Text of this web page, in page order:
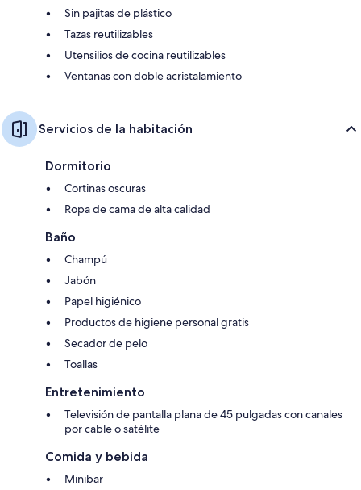
Sin pajitas de plástico
Tazas reutilizables
Utensilios de cocina reutilizables
Ventanas con doble acristalamiento
Servicios de la habitación
Dormitorio
Cortinas oscuras
Ropa de cama de alta calidad
Baño
Champú
Jabón
Papel higiénico
Productos de higiene personal gratis
Secador de pelo
Toallas
Entretenimiento
Televisión de pantalla plana de 45 pulgadas con canales
por cable o satélite
Comida y bebida
Minibar